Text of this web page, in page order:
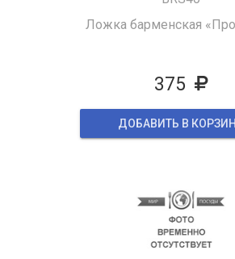
Ложка барменская
375
ДОБАВИТЬ В